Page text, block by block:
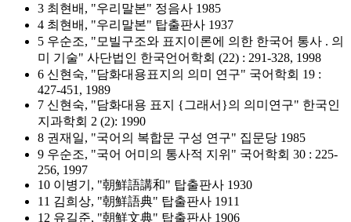
3 최현배, "우리말본" 정음사 1985
4 최현배, "우리말본" 탑출판사 1937
5 우순조, "모빌구조와 표지이론에 의한 한국어 통사 . 의
미 기술" 사단법인 한국언어학회 (22) : 291-328, 1998
6 신현숙, "담화대용표지의 의미 연구" 국어학회 19 :
427-451, 1989
7 신현숙, "담화대용 표지 {그래서}의 의미연구" 한국인
지과학회 2 (2): 1990
8 권재일, "국어의 복합문 구성 연구" 집문당 1985
9 우순조, "국어 어미의 통사적 지위" 국어학회 30 : 225-
256, 1997
10 이병기, "朝鮮語講和" 탑출판사 1930
11 김희상, "朝鮮語典" 탑출판사 1911
12 유길준, "朝鮮文典" 탑출판사 1906